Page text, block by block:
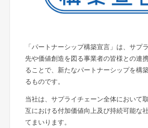
「パートナーシップ構築宣言」は、サプ
先や価値創造を図る事業者の皆様との連
ることで、新たなパートナーシップを構
るものです。
当社は、サプライチェーン全体において
互における付加価値向上及び持続可能な
てまいります。